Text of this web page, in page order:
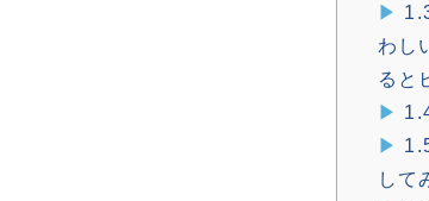
わし
ると
して